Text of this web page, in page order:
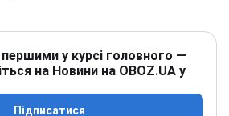
у курсі головного —
на Новини на OBOZ.UA у
Підписатися